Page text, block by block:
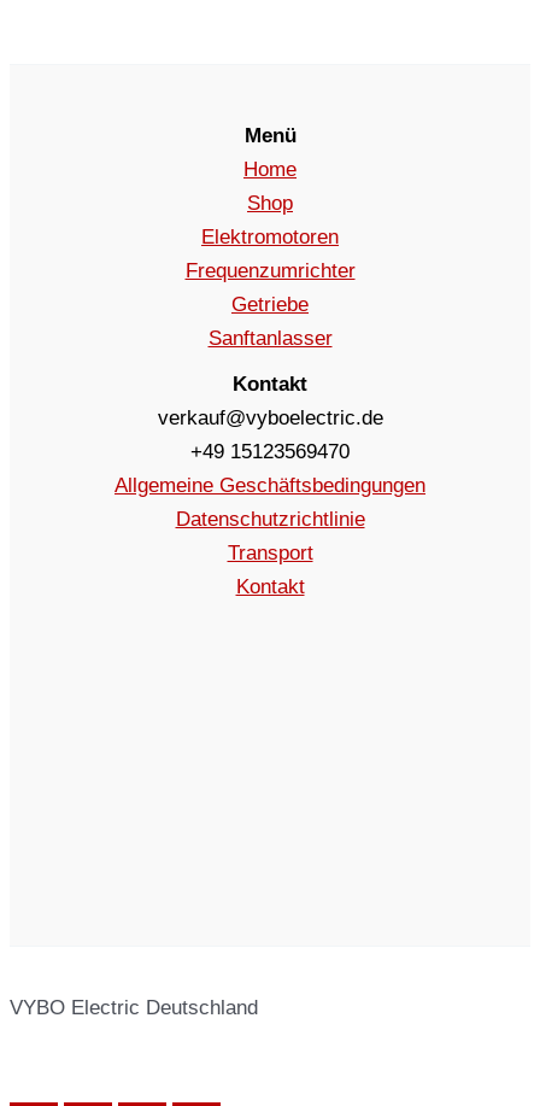
Menü
Home
Shop
Elektromotoren
Frequenzumrichter
Getriebe
Sanftanlasser
Kontakt
verkauf@vyboelectric.de
+49 15123569470
Allgemeine Geschäftsbedingungen
Datenschutzrichtlinie
Transport
Kontakt
VYBO Electric Deutschland